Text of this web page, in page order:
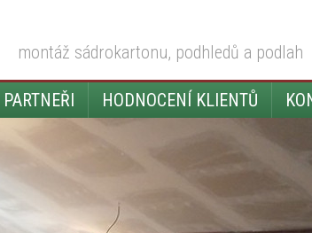
montáž sádrokartonu, podhledů a podlah
PARTNEŘI HODNOCENÍ KLIENTŮ